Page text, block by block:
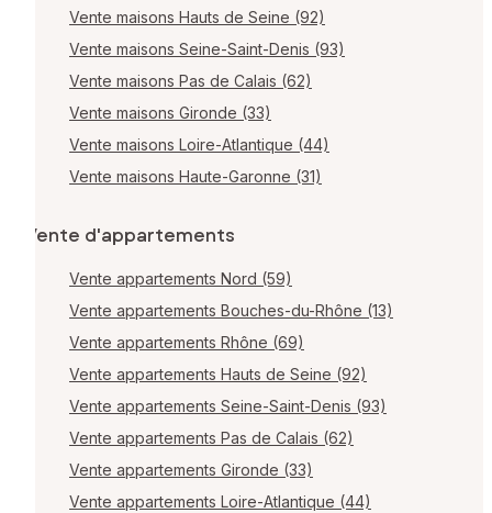
Vente maisons Hauts de Seine (92)
Vente maisons Seine-Saint-Denis (93)
Vente maisons Pas de Calais (62)
Vente maisons Gironde (33)
Vente maisons Loire-Atlantique (44)
Vente maisons Haute-Garonne (31)
Vente d'appartements
Vente appartements Nord (59)
Vente appartements Bouches-du-Rhône (13)
Vente appartements Rhône (69)
Vente appartements Hauts de Seine (92)
Vente appartements Seine-Saint-Denis (93)
Vente appartements Pas de Calais (62)
Vente appartements Gironde (33)
Vente appartements Loire-Atlantique (44)